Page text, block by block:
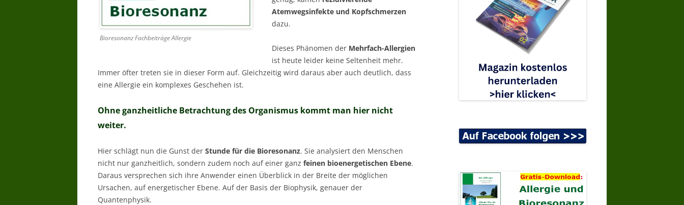
Bioresonanz Fachbeiträge Allergie
Atemwegsinfekte und Kopfschmerzen
dazu.
Dieses Phänomen der Mehrfach-Allergien
ist heute leider keine Seltenheit mehr.
Immer öfter treten sie in dieser Form auf. Gleichzeitig wird daraus aber auch deutlich, dass
eine Allergie ein komplexes Geschehen ist.
Ohne ganzheitliche Betrachtung des Organismus kommt man hier nicht
weiter.
Hier schlägt nun die Gunst der Stunde für die Bioresonanz. Sie analysiert den Menschen
nicht nur ganzheitlich, sondern zudem noch auf einer ganz feinen bioenergetischen Ebene.
Daraus versprechen sich ihre Anwender einen Überblick in der Breite der möglichen
Ursachen, auf energetischer Ebene. Auf der Basis der Biophysik, genauer der
Quantenphysik.